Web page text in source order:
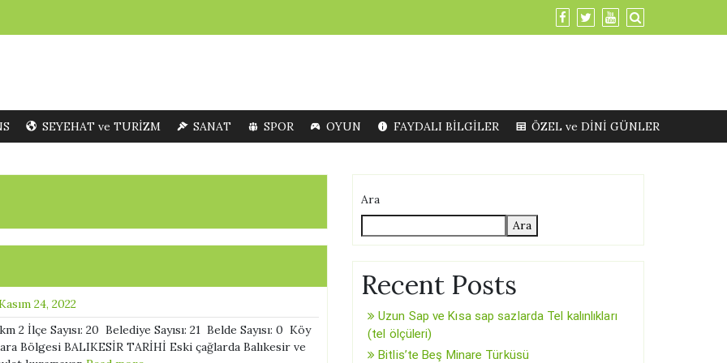
SEYEHAT ve TURİZM SANAT SPOR OYUN FAYDALI BİLGİLER ÖZEL ve DİNİ GÜNLER
24, 2022
2 İlçe Sayısı: 20 Belediye Sayısı: 21 Belde Sayısı: 0 Köy
Bölgesi BALIKESİR TARİHİ Eski çağlarda Balıkesir ve
Ara
Ara
Recent Posts
Uzun Sap ve Kısa sap sazlarda Tel kalınlıkları
(tel ölçüleri)
Bitlis’te Beş Minare Türküsü